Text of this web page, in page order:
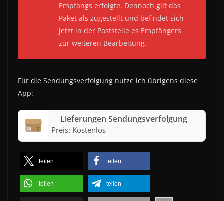
Empfangs erfolgte. Dennoch gilt das
Paket als zugestellt und befindet sich
jetzt in der Poststelle es Empfängers
zur weiteren Bearbeitung.
Für die Sendungsverfolgung nutze ich übrigens diese
App:
Lieferungen Sendungsverfolgung
Preis: Kostenlos
teilen teilen
teilen teilen